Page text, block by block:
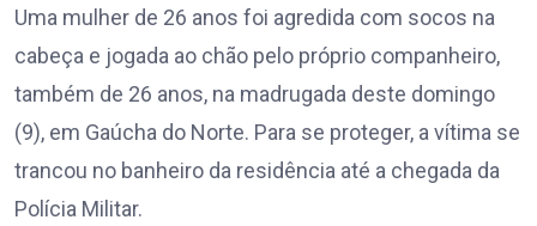
Uma mulher de 26 anos foi agredida com socos na
cabeça e jogada ao chão pelo próprio companheiro,
também de 26 anos, na madrugada deste domingo
(9), em Gaúcha do Norte. Para se proteger, a vítima se
trancou no banheiro da residência até a chegada da
Polícia Militar.